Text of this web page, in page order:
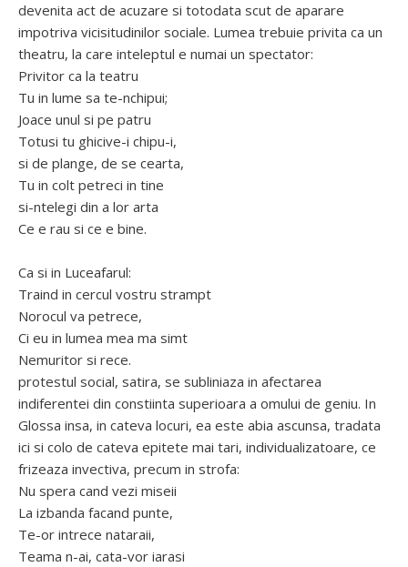
devenita act de acuzare si totodata scut de aparare
impotriva vicisitudinilor sociale. Lumea trebuie privita ca un
theatru, la care inteleptul e numai un spectator:
Privitor ca la teatru
Tu in lume sa te-nchipui;
Joace unul si pe patru
Totusi tu ghicive-i chipu-i,
si de plange, de se cearta,
Tu in colt petreci in tine
si-ntelegi din a lor arta
Ce e rau si ce e bine.
Ca si in Luceafarul:
Traind in cercul vostru strampt
Norocul va petrece,
Ci eu in lumea mea ma simt
Nemuritor si rece.
protestul social, satira, se subliniaza in afectarea
indiferentei din constiinta superioara a omului de geniu. In
Glossa insa, in cateva locuri, ea este abia ascunsa, tradata
ici si colo de cateva epitete mai tari, individualizatoare, ce
frizeaza invectiva, precum in strofa:
Nu spera cand vezi miseii
La izbanda facand punte,
Te-or intrece nataraii,
Teama n-ai, cata-vor iarasi